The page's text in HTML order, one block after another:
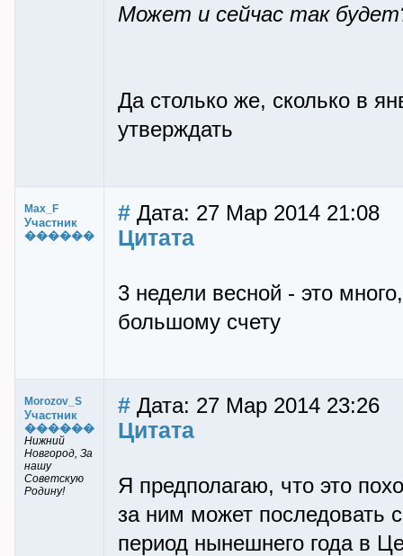
Может и сейчас так
Да столько же, сколько в
утверждать
Max_F
Участник
������
# Дата: 27 Мар 2014 21:08
Цитата
3 недели весной - это
большому счету
Morozov_S
Участник
������
Нижний
Новгород, За
нашу
Советскую
Родину!
# Дата: 27 Мар 2014 23:26
Цитата
Я предполагаю, что это
за ним может последовать
период нынешнего года в